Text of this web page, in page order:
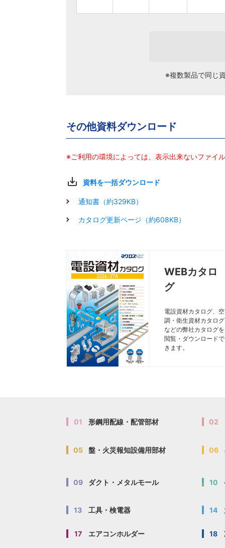
※複数製品で同じ
その他資料ダウンロード
※ご利用の環境によっては、表示出来ないファイ
資料を一括ダウンロード
通知書（約329KB）
カタログ更新ページ（約608KB）
WEBカタロ
グ
電設資材カタログ、空
調・衛生資材カタログ
などの弊社カタログを
閲覧・ダウンロードで
きます。
01 形鋼用配線・配管部材 02
05 盤・火災報知設備用部材 06
09 ダクト・メタルモール 10
13 工具・検電器 14
17 エアコンホルダー 18